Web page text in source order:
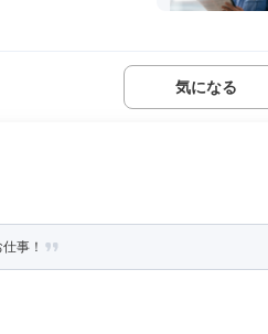
気になる
事！